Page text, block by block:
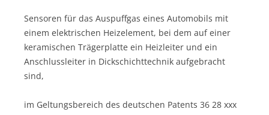
Sensoren für das Auspuffgas eines Automobils mit
einem elektrischen Heizelement, bei dem auf einer
keramischen Trägerplatte ein Heizleiter und ein
Anschlussleiter in Dickschichttechnik aufgebracht
sind,
im Geltungsbereich des deutschen Patents 36 28 xxx